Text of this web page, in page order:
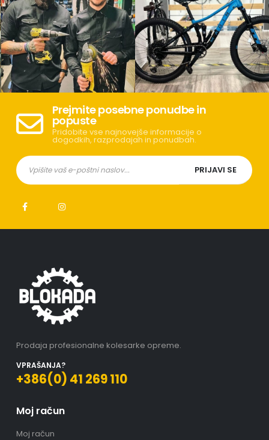
Prejmite posebne ponudbe in
popuste
Pridobite vse najnovejše informacije o
dogodkih, razprodajah in ponudbah.
Prodaja profesionalne kolesarke opreme.
VPRAŠANJA?
+386(0) 41 269 110
Moj račun
Moj račun